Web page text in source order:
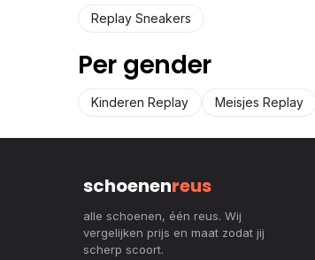
Replay Sneakers
Per gender
Kinderen Replay Meisjes Replay
schoenenreus
alle schoenen, één reus. Wij
vergelijken prijs en maat zodat jij
scherp scoort.